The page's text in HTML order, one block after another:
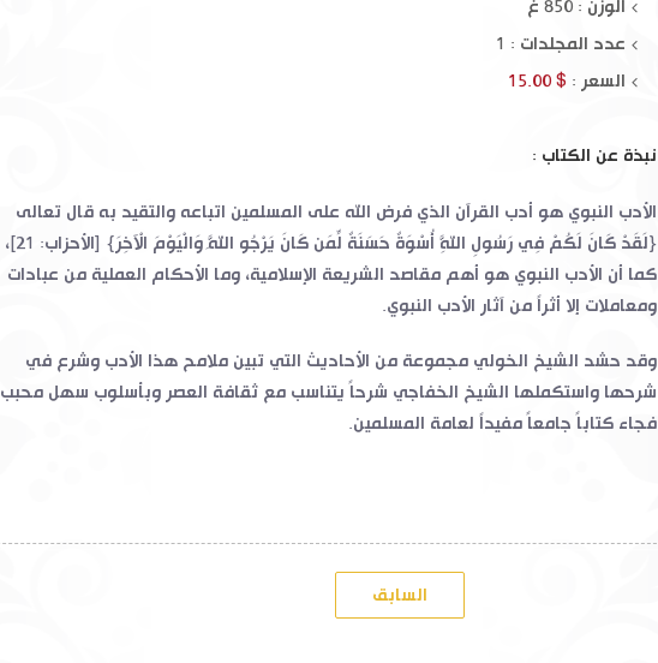
الوزن : 850 غ
عدد المجلدات : 1
السعر : $ 15.00
نبذة عن الكتاب :
الأدب النبوي هو أدب القرآن الذي فرض الله على المسلمين اتباعه والتقيد به قال تعالى
{لَقَدْ كَانَ لَكُمْ فِي رَسُولِ اللَّهِ أُسْوَةٌ حَسَنَةٌ لِّمَن كَانَ يَرْجُو اللَّهَ وَالْيَوْمَ الْآخِرَ} [الأحزاب: 21]،
كما أن الأدب النبوي هو أهم مقاصد الشريعة الإسلامية، وما الأحكام العملية من عبادات
ومعاملات إلا أثراً من آثار الأدب النبوي.
وقد حشد الشيخ الخولي مجموعة من الأحاديث التي تبين ملامح هذا الأدب وشرع في
شرحها واستكملها الشيخ الخفاجي شرحاً يتناسب مع ثقافة العصر وبأسلوب سهل محبب
فجاء كتاباً جامعاً مفيداً لعامة المسلمين.
السابق